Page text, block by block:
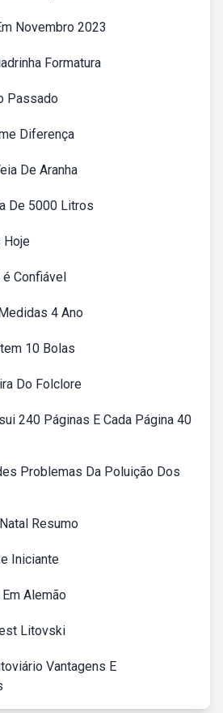
Novembro 2023
Formatura
Passado
Diferença
De Aranha
De 5000 Litros
Hoje
Confiável
4 Ano
10 Bolas
Do Folclore
240 Páginas E Cada Página 40
Problemas Da Poluição Dos
Resumo
Iniciante
Alemão
Litovski
Vantagens E